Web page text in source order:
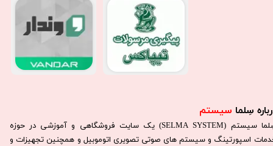
سِلما سیستم​​​​​​​
سِلما سيستم (SELMA SYSTEM) یک سایت فروشگاهی و آموزشی در حوزه
اسپورتینگ و سیستم های صوتی تصویری اتوموبیل و همچنین تجهیزات و